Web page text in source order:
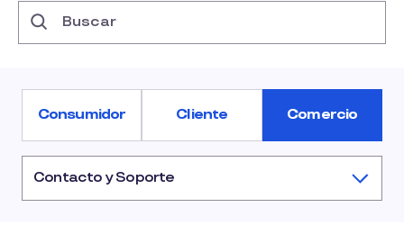
Consumidor Cliente Comercio
Contacto y Soporte